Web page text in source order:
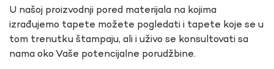
U našoj proizvodnji pored materijala na kojima
izrađujemo tapete možete pogledati i tapete koje se u
tom trenutku štampaju, ali i uživo se konsultovati sa
nama oko Vaše potencijalne porudžbine.